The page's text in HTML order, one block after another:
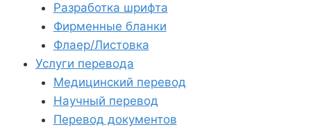
Разработка шрифта
Фирменные бланки
Флаер/Листовка
Услуги перевода
Медицинский перевод
Научный перевод
Перевод документов